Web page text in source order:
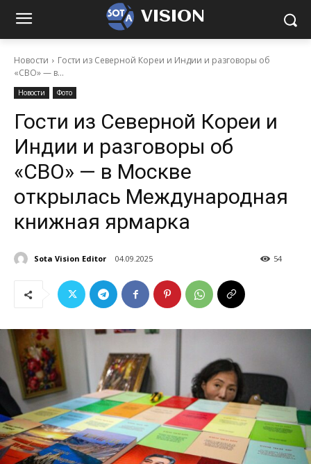
VISION
Новости
Гости из Северной Кореи и Индии и разговоры об
«СВО» — в...
Новости Фото
Гости из Северной Кореи и
Индии и разговоры об
«СВО» — в Москве
открылась Международная
книжная ярмарка
Sota Vision Editor 04.09.2025 54